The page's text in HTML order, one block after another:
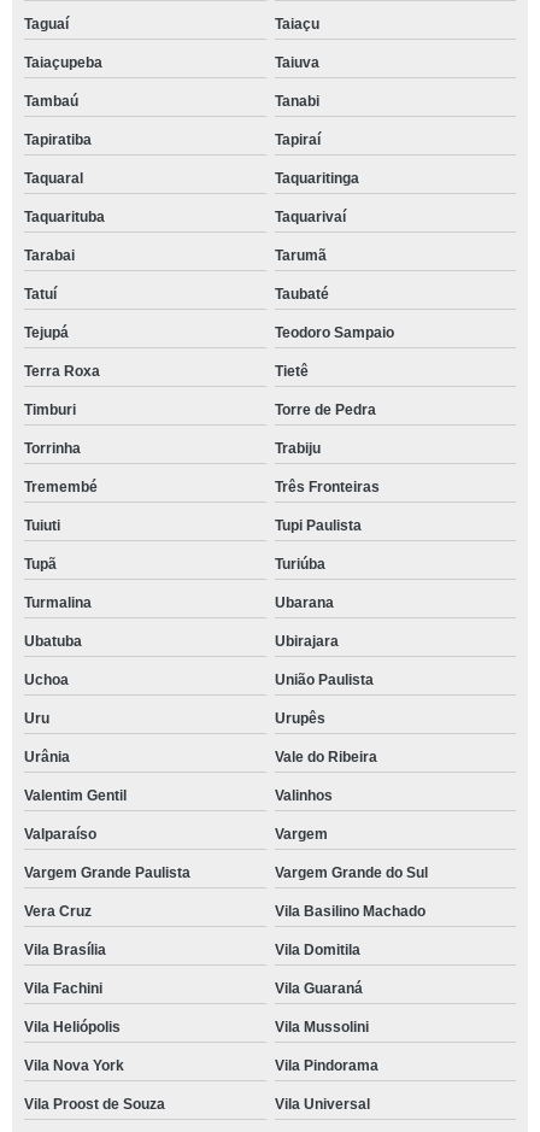
Taguaí Taiaçu
Taiaçupeba Taiuva
Tambaú Tanabi
Tapiratiba Tapiraí
Taquaral Taquaritinga
Taquarituba Taquarivaí
Tarabai Tarumã
Tatuí Taubaté
Tejupá Teodoro Sampaio
Terra Roxa Tietê
Timburi Torre de Pedra
Torrinha Trabiju
Tremembé Três Fronteiras
Tuiuti Tupi Paulista
Tupã Turiúba
Turmalina Ubarana
Ubatuba Ubirajara
Uchoa União Paulista
Uru Urupês
Urânia Vale do Ribeira
Valentim Gentil Valinhos
Valparaíso Vargem
Vargem Grande Paulista Vargem Grande do Sul
Vera Cruz Vila Basilino Machado
Vila Brasília Vila Domitila
Vila Fachini Vila Guaraná
Vila Heliópolis Vila Mussolini
Vila Nova York Vila Pindorama
Vila Proost de Souza Vila Universal